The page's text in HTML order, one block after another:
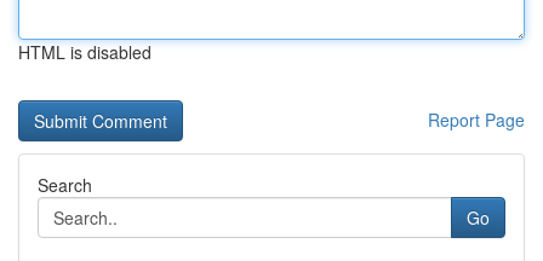
HTML is disabled
Report Page
Search
Go